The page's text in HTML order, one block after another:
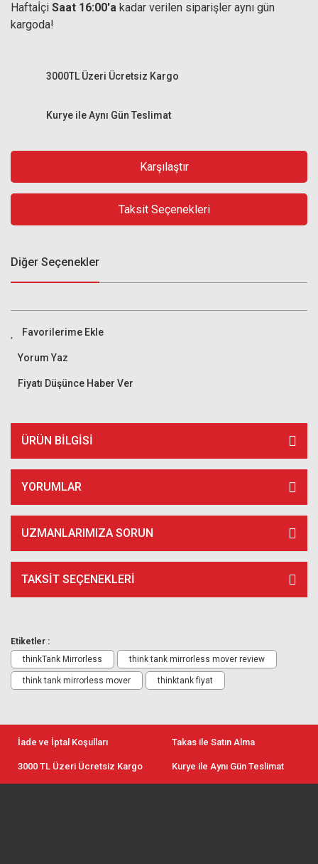
Haftaİçi Saat 16:00'a kadar verilen siparişler aynı gün
kargoda!
Kurye ile Aynı Gün Teslimat
3000TL Üzeri Ücretsiz Kargo
Karşılaştır
Taksit Seçenekleri
Diğer Seçenekler
Yorum Yaz
Fiyatı Düşünce Haber Ver
ÜRÜN BILGISI
YORUMLAR
UZMANLARIMIZA SORUN
TAKSIT SEÇENEKLERI
Etiketler :
thinkTank Mirrorless
think tank mirrorless mover review
think tank mirrorless mover thinktank fiyat
İade ve İptal Koşulları Takas ile Satın Alma
3000 TL Üzeri Ücretsiz Kargo Kurye ile Aynı Gün Teslimat